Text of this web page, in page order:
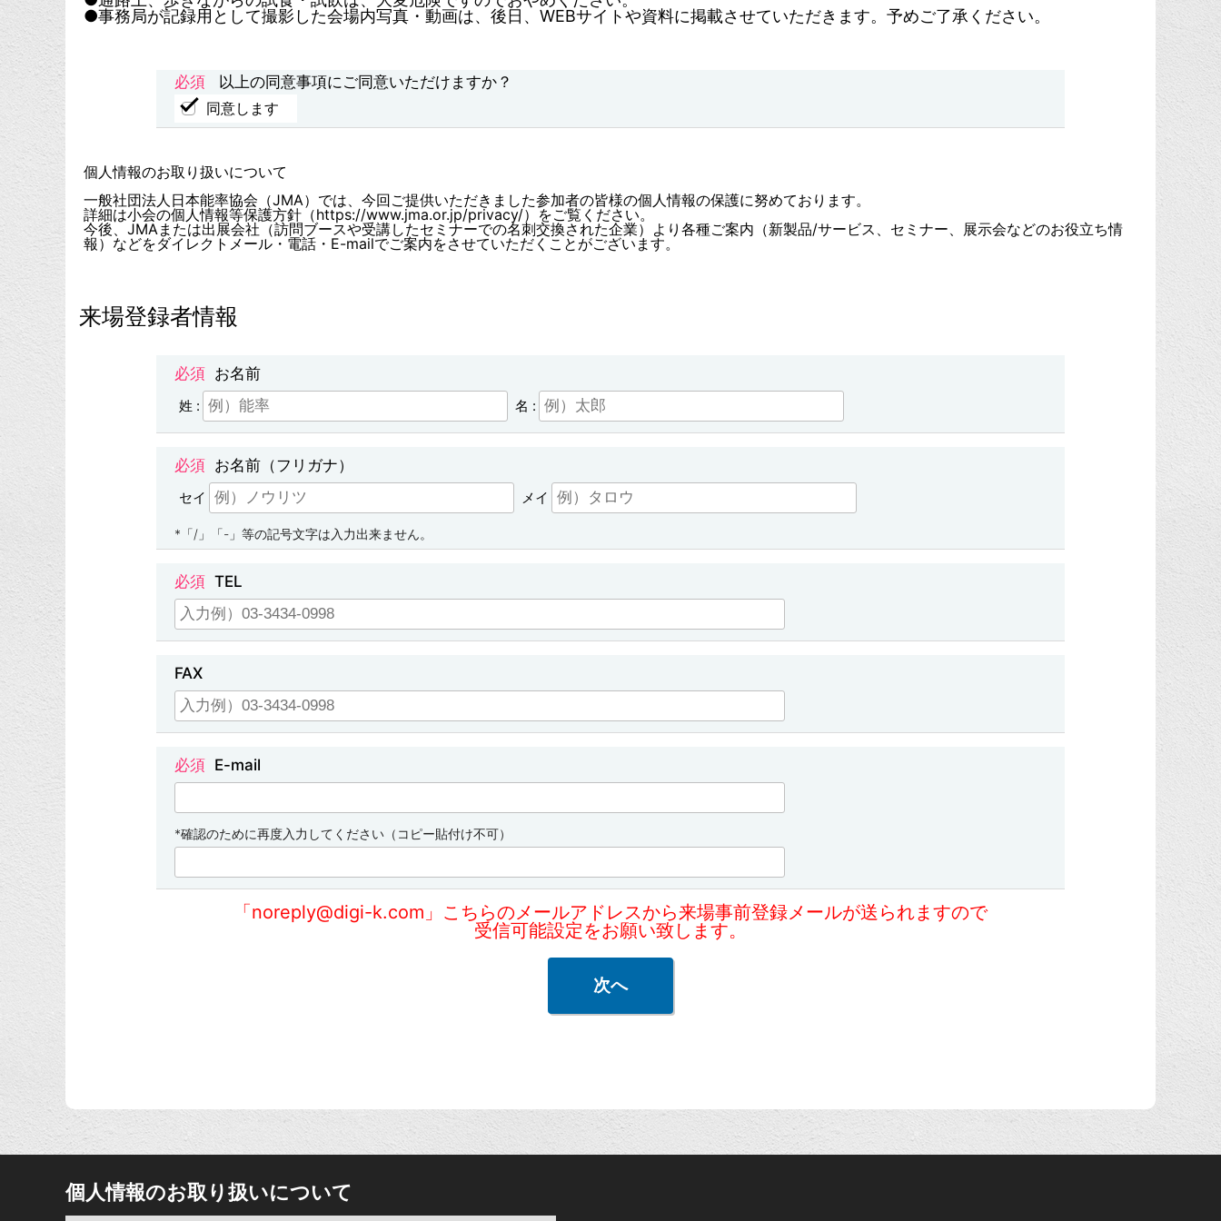
●事務局が記録用として撮影した会場内写真・動画は、後日、WEBサイトや資料に掲載させていただきます。予めご了承ください。
以上の同意事項にご同意いただけますか？
同意します
個人情報のお取り扱いについて
一般社団法人日本能率協会（JMA）では、今回ご提供いただきました参加者の皆様の個人情報の保護に努めております。
詳細は小会の個人情報等保護方針（https://www.jma.or.jp/privacy/）をご覧ください。
今後、JMAまたは出展会社（訪問ブースや受講したセミナーでの名刺交換された企業）より各種ご案内（新製品/サービス、セミナー、展示会などのお役立ち情
報）などをダイレクトメール・電話・E-mailでご案内をさせていただくことがございます。
来場登録者情報
お名前
姓 : 名 :
お名前（フリガナ）
セイ メイ
*「/」「-」等の記号文字は入力出来ません。
TEL
FAX
E-mail
*確認のために再度入力してください（コピー貼付け不可）
「noreply@digi-k.com」こちらのメールアドレスから来場事前登録メールが送られますので
受信可能設定をお願い致します。
個人情報のお取り扱いについて